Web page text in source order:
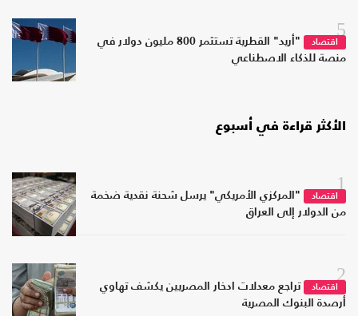
5
اقتصاد
"أريد" القطرية تستثمر 800 مليون دولار في
منصة للذكاء الاصطناعي
الأكثر قراءة في أسبوع
1
اقتصاد
"المركزي الأمريكي" يرسل شحنة نقدية ضخمة
من الدولار إلى العراق
2
اقتصاد
تراجع معدلات ادخار المصريين يكشف تهاوي
أرصدة البنوك المصرية